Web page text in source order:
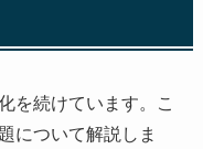
を続けています。こ
について解説しま